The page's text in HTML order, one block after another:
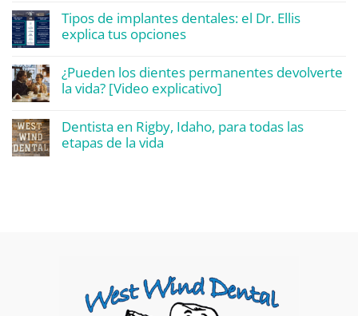
Tipos de implantes dentales: el Dr. Ellis
explica tus opciones
¿Pueden los dientes permanentes devolverte
la vida? [Video explicativo]
Dentista en Rigby, Idaho, para todas las
etapas de la vida